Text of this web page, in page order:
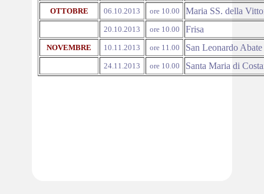
OTTOBRE 06.10.2013 ore 10.00 Maria SS. della
20.10.2013 ore 10.00 Frisa
NOVEMBRE 10.11.2013 ore 11.00 San Leonardo
24.11.2013 ore 10.00 Santa Maria di